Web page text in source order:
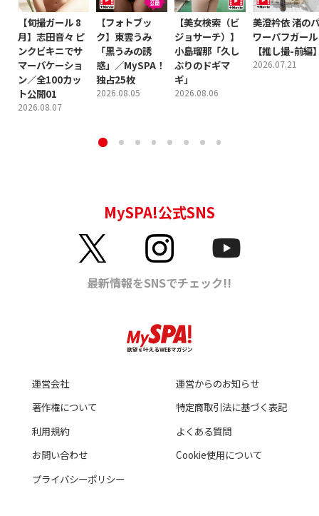
【旬撮ガール 8
月】志田音々 ピ
ンクビキニでサ
マーバケーショ
ン／全100カッ
ト公開01
2026.08.07
【フォトブッ
ク】東雲うみ
「黒うみの誘
惑」／MySPA！
独占25枚
2026.08.05
【美女検索（ビ
ジョサーチ）】
小島瑠那「久し
ぶりのドギマ
ギ」
2026.08.06
美澄衿依 渚のパ
ワーパフガール
【推し撮-前編
2026.07.21
運営会社
運営からのお知らせ
著作権について
特定商取引法に基づく表記
利用規約
よくある質問
お問い合わせ
Cookie使用について
プライバシーポリシー